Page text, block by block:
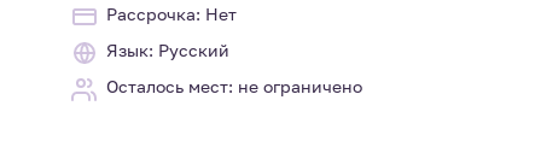
Рассрочка: Нет
Язык: Русский
Осталось мест: не ограничено